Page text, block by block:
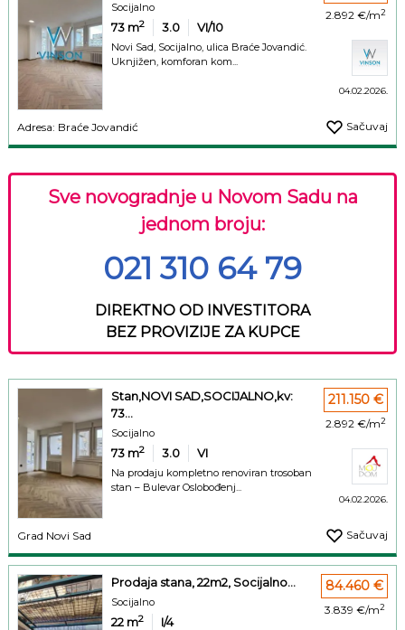
Socijalno
73 m2 3.0 VI/10
Novi Sad, Socijalno, ulica Braće Jovandić.
Uknjižen, komforan kom...
2.892 €/m2
04.02.2026.
Adresa: Braće Jovandić Sačuvaj
Sve novogradnje u Novom Sadu na
jednom broju:
021 310 64 79
DIREKTNO OD INVESTITORA
BEZ PROVIZIJE ZA KUPCE
Stan,NOVI SAD,SOCIJALNO,kv:
73...
Socijalno
73 m2 3.0 VI
Na prodaju kompletno renoviran trosoban
stan – Bulevar Oslobođenj...
211.150 €
2.892 €/m2
04.02.2026.
Grad Novi Sad Sačuvaj
Prodaja stana, 22m2, Socijalno...
Socijalno
22 m2 I/4
84.460 €
3.839 €/m2